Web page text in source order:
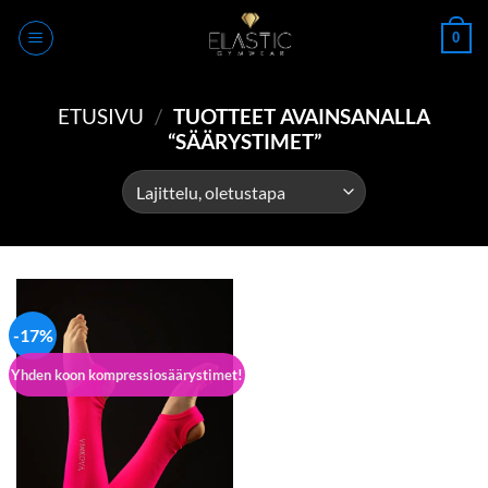
0
ETUSIVU / TUOTTEET AVAINSANALLA
“SÄÄRYSTIMET”
-17%
Yhden koon kompressiosäärystimet!